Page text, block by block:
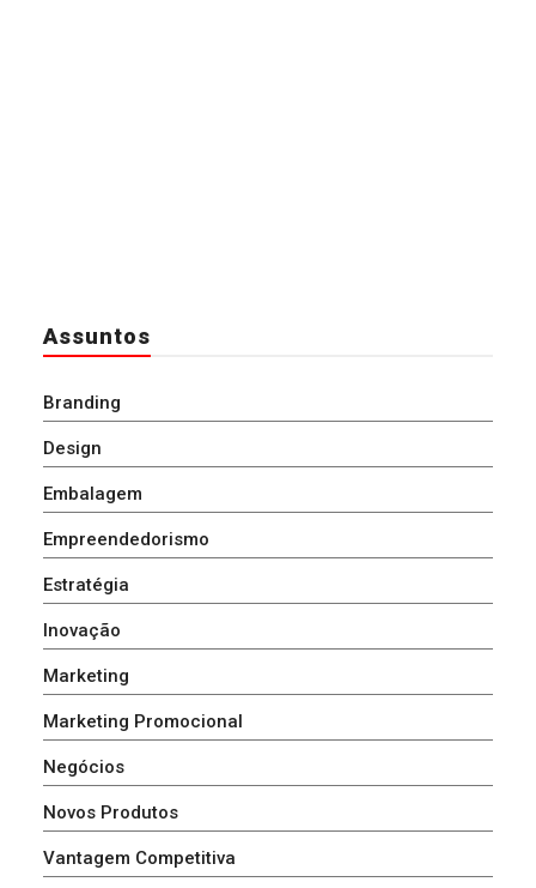
Assuntos
Branding
Design
Embalagem
Empreendedorismo
Estratégia
Inovação
Marketing
Marketing Promocional
Negócios
Novos Produtos
Vantagem Competitiva